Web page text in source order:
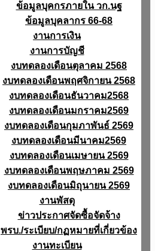
ข้อมูลบุคกรภายใน วก.นฐ
ข้อมูลบุคลากร 66-68
งานการเงิน
งานการบัญชี
งบทดลองเดือนตุลาคม 2568
งบทดลองเดือนพฤศจิกายน 2568
งบทดลองเดือนธันวาคม2568
งบทดลองเดือนมกราคม2569
งบทดลองเดือนกุมภาพันธ์ 2569
งบทดลองเดือนมีนาคม2569
งบทดลองเดือนเมษายน 2569
งบทดลองเดือนพฤษภาคม 2569
งบทดลองเดือนมิถุนายน 2569
งานพัสดุ
ข่าวประกาศจัดซื้อจัดจ้าง
พรบ./ระเบียบ/กฏหมายที่เกี่ยวข้อง
งานทะเบียน